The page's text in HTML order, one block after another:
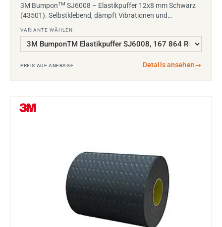
3M BumponTM SJ6008 – Elastikpuffer 12x8 mm Schwarz
(43501). Selbstklebend, dämpft Vibrationen und…
VARIANTE WÄHLEN
PREIS AUF ANFRAGE Details ansehen→